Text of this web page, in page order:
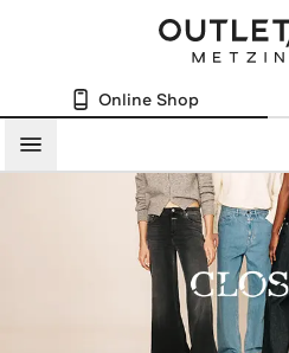
Online Shop
Menü